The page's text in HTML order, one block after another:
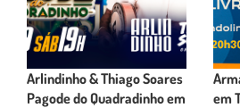
Arlindinho & Thiago Soares
Pagode do Quadradinho em
em